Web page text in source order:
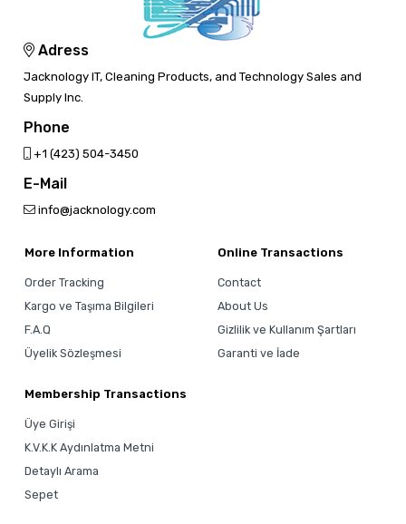
Adress
Jacknology IT, Cleaning Products, and Technology Sales and
Supply Inc.
Phone
‎+1 (423) 504-3450
E-Mail
info@jacknology.com
More Information
Order Tracking
Kargo ve Taşıma Bilgileri
F.A.Q
Üyelik Sözleşmesi
Online Transactions
Contact
About Us
Gizlilik ve Kullanım Şartları
Garanti ve İade
Membership Transactions
Üye Girişi
K.V.K.K Aydınlatma Metni
Detaylı Arama
Sepet